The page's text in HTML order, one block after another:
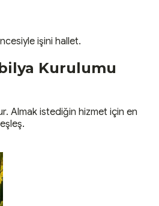
işini hallet.
Kurulumu
Almak istediğin hizmet için en